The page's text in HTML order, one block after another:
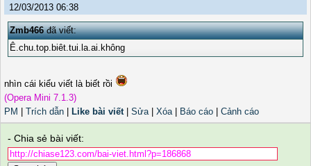
12/03/2013 06:38
Zmb466đã viết:
Ê.chu.top.biêt.tui.la.ai.không
nhìn cái kiểu viết là biết rồi
(Opera Mini 7.1.3)
PM
Trích dẫn Like bài viết| Sửa| Xóa| Báo cáo Cảnh cáo
- Chia sẻ bài viết: